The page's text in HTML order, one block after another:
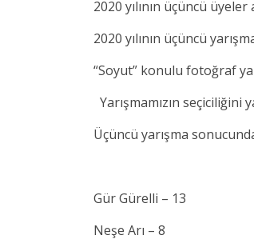
2020 yılının üçüncü üyeler
2020 yılının üçüncü
“Soyut” konulu fotoğraf
Yarışmamızın
Üçüncü yarışma
Gür Gürelli – 13
Neşe Arı – 8